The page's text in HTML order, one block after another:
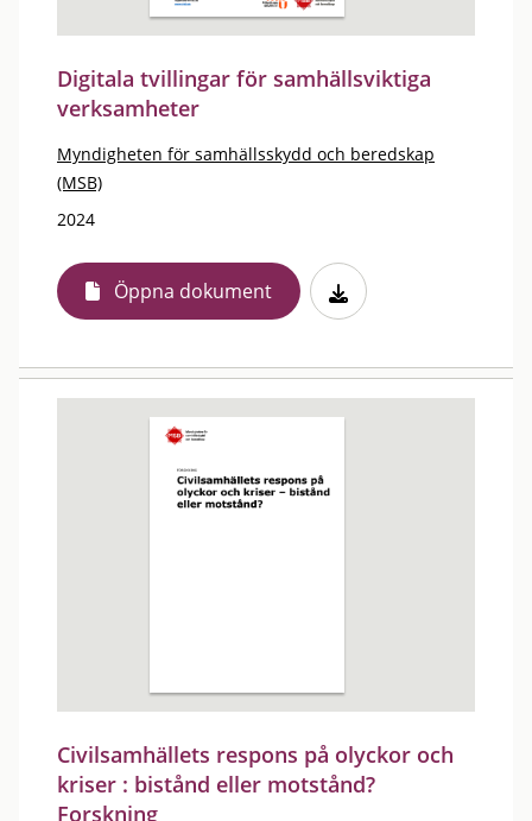
Digitala tvillingar för samhällsviktiga
verksamheter
Myndigheten för samhällsskydd och beredskap
(MSB)
2024
Öppna dokument
Civilsamhällets respons på olyckor och
kriser : bistånd eller motstånd?
Forskning